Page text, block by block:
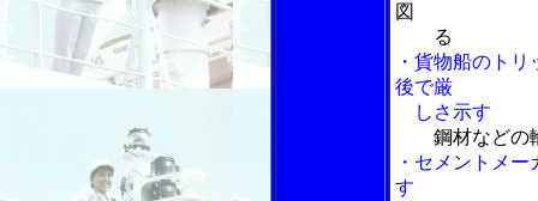
図
る
・貨物船のト
後で厳
しさ示す
鋼材などの
・セメントメ
す